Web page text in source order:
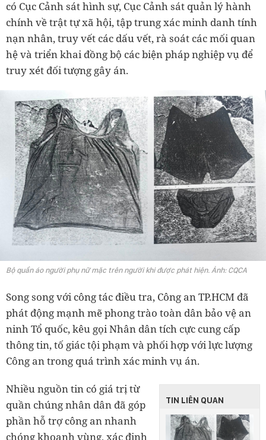
có Cục Cảnh sát hình sự, Cục Cảnh sát quản lý hành
chính về trật tự xã hội, tập trung xác minh danh tính
nạn nhân, truy vết các dấu vết, rà soát các mối quan
hệ và triển khai đồng bộ các biện pháp nghiệp vụ để
truy xét đối tượng gây án.
Bộ quần áo người phụ nữ mặc trên người khi được phát hiện. Ảnh: CQCA
Song song với công tác điều tra, Công an TP.HCM đã
phát động mạnh mẽ phong trào toàn dân bảo vệ an
ninh Tổ quốc, kêu gọi Nhân dân tích cực cung cấp
thông tin, tố giác tội phạm và phối hợp với lực lượng
Công an trong quá trình xác minh vụ án.
TIN LIÊN QUAN
Nhiều nguồn tin có giá trị từ
quần chúng nhân dân đã góp
phần hỗ trợ công an nhanh
chóng khoanh vùng, xác định